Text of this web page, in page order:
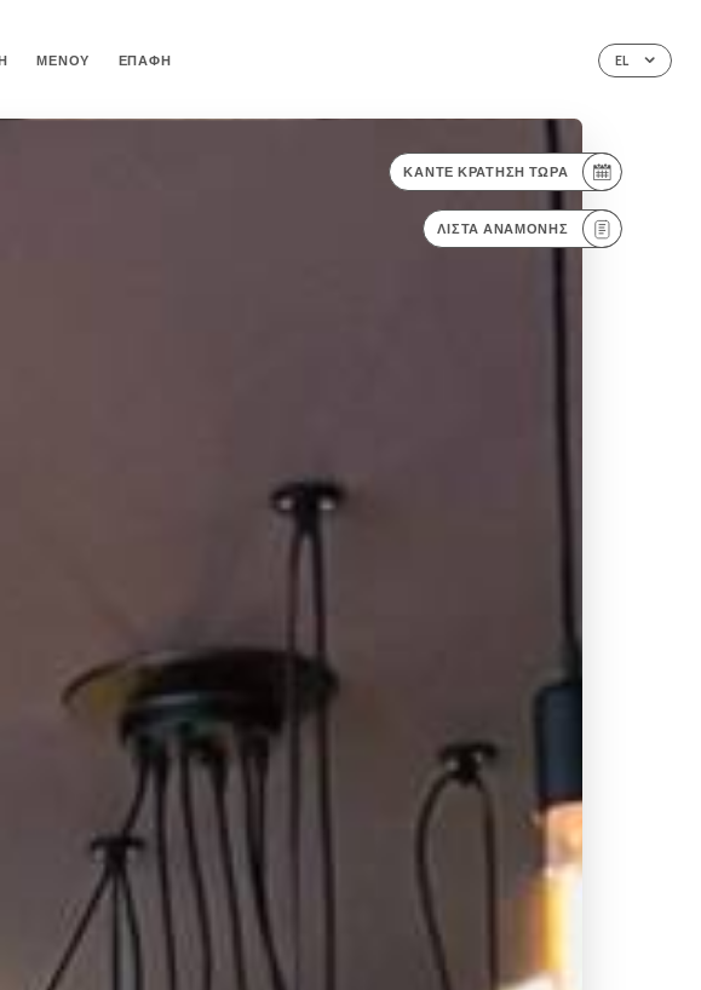
EL
ΜΕΝΟΎ ΕΠΑΦΉ
ΚΆΝΤΕ ΚΡΆΤΗΣΗ ΤΏΡΑ
ΛΊΣΤΑ ΑΝΑΜΟΝΉΣ